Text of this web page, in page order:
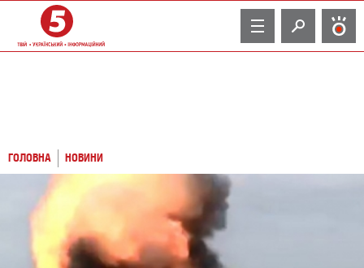
TV
ГОЛОВНА НОВИНИ